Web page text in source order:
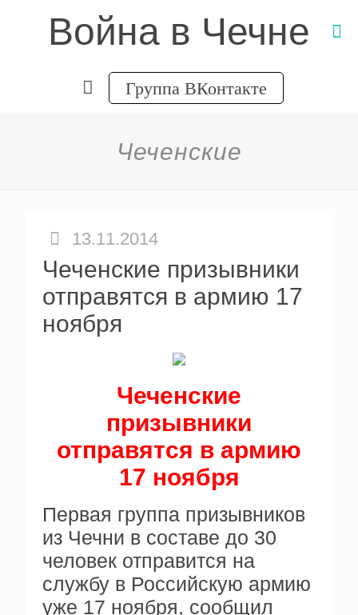
Война в Чечне
Группа ВКонтакте
Чеченские
13.11.2014
Чеченские призывники
отправятся в армию 17
ноября
Чеченские
призывники
отправятся в армию
17 ноября
Первая группа призывников
из Чечни в составе до 30
человек отправится на
службу в Российскую армию
уже 17 ноября, сообщил